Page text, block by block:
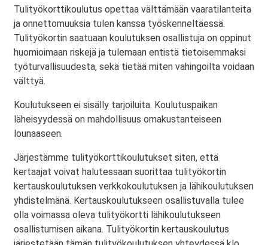
Tulityökorttikoulutus opettaa välttämään vaaratilanteita
ja onnettomuuksia tulen kanssa työskenneltäessä.
Tulityökortin saatuaan koulutuksen osallistuja on oppinut
huomioimaan riskejä ja tulemaan entistä tietoisemmaksi
työturvallisuudesta, sekä tietää miten vahingoilta voidaan
välttyä.
Koulutukseen ei sisälly tarjoiluita. Koulutuspaikan
läheisyydessä on mahdollisuus omakustanteiseen
lounaaseen.
Järjestämme tulityökorttikoulutukset siten, että
kertaajat voivat halutessaan suorittaa tulityökortin
kertauskoulutuksen verkkokoulutuksen ja lähikoulutuksen
yhdistelmänä. Kertauskoulutukseen osallistuvalla tulee
olla voimassa oleva tulityökortti lähikoulutukseen
osallistumisen aikana. Tulityökortin kertauskoulutus